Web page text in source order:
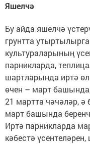
Яшелчә
Бу айда яшелчә
грунтта
культураларының
парникларда,
шартларында иртә
өчен – март
21 мартта чәчәләр,
март башында
Иртә парникларда
кәбестә